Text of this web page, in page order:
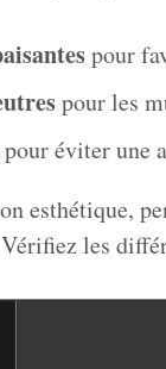
pour
pour les
pour éviter une
esthétique,
les